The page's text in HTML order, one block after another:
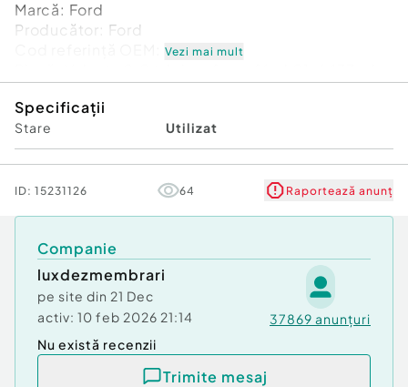
Marcă: Ford
Producător: Ford
Cod referinţă OEM: 48681804
Garanție
Vezi mai mult
Specificații
Stare Utilizat
ID: 15231126 64 Raportează anunț
Companie
luxdezmembrari
pe site din 21 Dec
activ: 10 feb 2026 21:14 37869 anunțuri
Nu există recenzii
Trimite mesaj